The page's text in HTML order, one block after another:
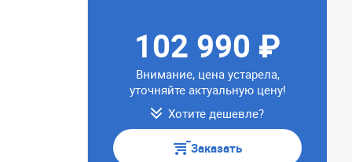
102 990 ₽
Внимание, цена устарела,
уточняйте актуальную цену!
Хотите дешевле?
Заказать